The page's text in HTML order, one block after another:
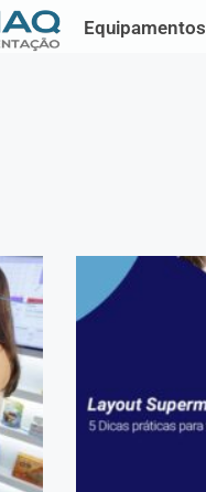
Equipamentos